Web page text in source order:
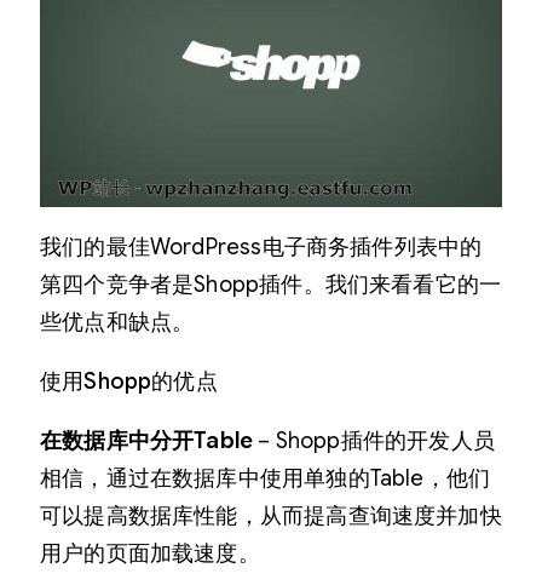
我们的最佳WordPress电子商务插件列表中的
第四个竞争者是Shopp插件。我们来看看它的一
些优点和缺点。
使用Shopp的优点
在数据库中分开Table – Shopp插件的开发人员
相信，通过在数据库中使用单独的Table，他们
可以提高数据库性能，从而提高查询速度并加快
用户的页面加载速度。